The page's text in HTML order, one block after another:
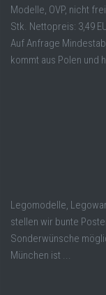
Modelle, OVP, nicht
Stk. Nettopreis: 3,49
Auf Anfrage
kommt aus Polen und
Legomodelle,
stellen wir bunte
Sonderwünsche
München ist ...